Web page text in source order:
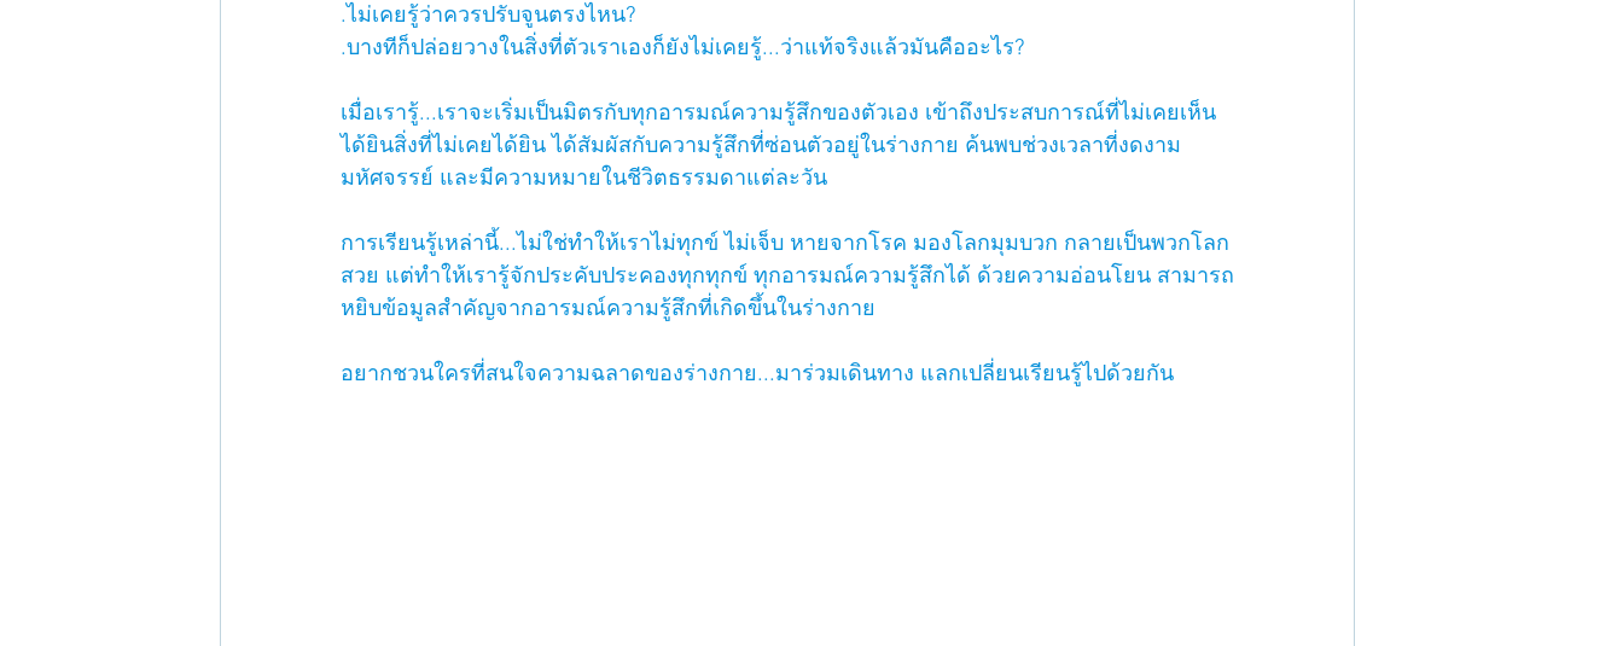
.ไม่เคยรู้ว่าควรปรับจูนตรงไหน?
.บางทีก็ปล่อยวางในสิ่งที่ตัวเราเองก็ยังไม่เคยรู้...ว่าแท้จริงแล้วมันคืออะไร?
เมื่อเรารู้...เราจะเริ่มเป็นมิตรกับทุกอารมณ์ความรู้สึกของตัวเอง เข้าถึงประสบการณ์ที่ไม่เคยเห็น
ได้ยินสิ่งที่ไม่เคยได้ยิน ได้สัมผัสกับความรู้สึกที่ซ่อนตัวอยู่ในร่างกาย ค้นพบช่วงเวลาที่งดงาม
มหัศจรรย์ และมีความหมายในชีวิตธรรมดาแต่ละวัน
การเรียนรู้เหล่านี้...ไม่ใช่ทำให้เราไม่ทุกข์ ไม่เจ็บ หายจากโรค มองโลกมุมบวก กลายเป็นพวกโลก
สวย แต่ทำให้เรารู้จักประคับประคองทุกทุกข์ ทุกอารมณ์ความรู้สึกได้ ด้วยความอ่อนโยน สามารถ
หยิบข้อมูลสำคัญจากอารมณ์ความรู้สึกที่เกิดขึ้นในร่างกาย
อยากชวนใครที่สนใจความฉลาดของร่างกาย...มาร่วมเดินทาง แลกเปลี่ยนเรียนรู้ไปด้วยกัน